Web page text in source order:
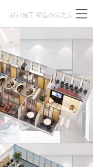
設計施工 缔造办公之美